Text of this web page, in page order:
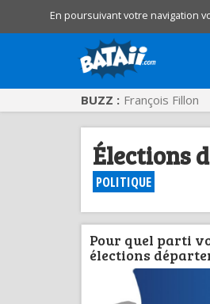
En poursuivant votre navigation
BUZZ : François Fillon
Élections
POLITIQUE
Pour quel parti
élections